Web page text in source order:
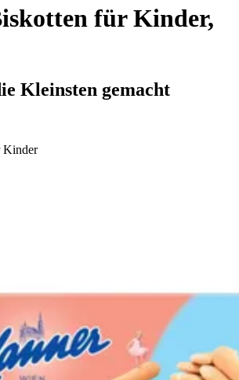
für Kinder,
Kleinsten gemacht
Kinder